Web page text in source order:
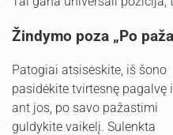
Žindymo poza „Po
Patogiai atsisėskite, iš šono
pasidėkite tvirtesnę pagalvę
ant jos, po savo pažastimi
guldykite vaikelį. Sulenkta